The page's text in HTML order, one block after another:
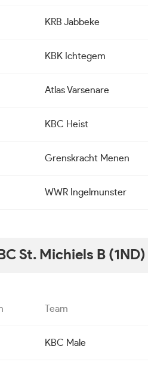
KRB Jabbeke
KBK Ichtegem
Atlas Varsenare
KBC Heist
Grenskracht Menen
WWR Ingelmunster
St. Michiels B (1ND)
Team
KBC Male